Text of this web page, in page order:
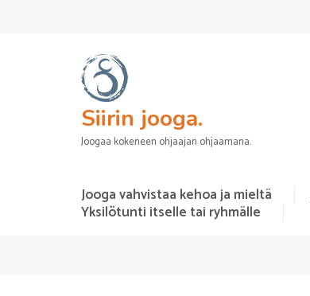
Siirin jooga.
Joogaa kokeneen ohjaajan ohjaamana.
Jooga vahvistaa kehoa ja mieltä
Yksilötunti itselle tai ryhmälle